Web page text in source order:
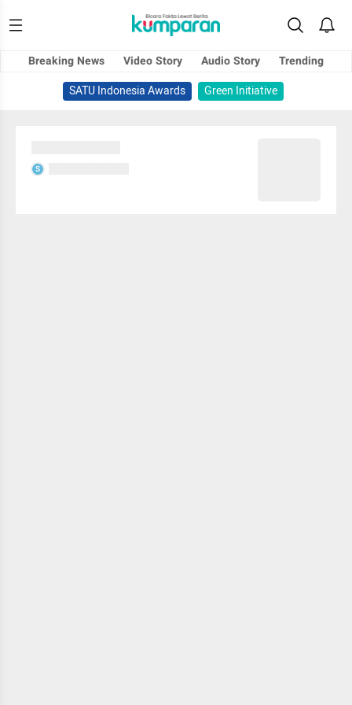
Breaking News Video Story Audio Story
Trending
SATU Indonesia Awards
Green Initiative
S